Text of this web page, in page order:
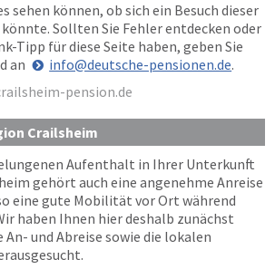
sehen können, ob sich ein Besuch dieser
Sollten Sie Fehler entdecken oder
Tipp für diese Seite haben, geben Sie
an
info@deutsche-pensionen.de.
pension.de
Crailsheim
Aufenthalt in Ihrer Unterkunft
gehört auch eine angenehme Anreise
eine gute Mobilität vor Ort während
haben Ihnen hier deshalb zunächst
und Abreise sowie die lokalen